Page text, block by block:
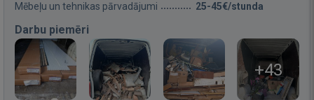
Mēbeļu un tehnikas pārvadājumi 25-45€/stunda
Darbu piemēri
+43